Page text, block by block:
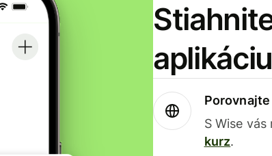
S Wise
kurz.